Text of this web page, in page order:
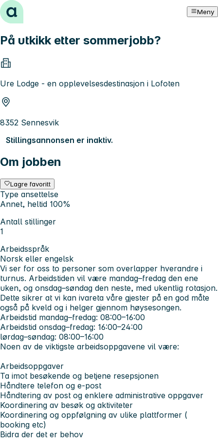
Hopp til innhold Meny
På utkikk etter sommerjobb?
Ure Lodge - en opplevelsesdestinasjon i Lofoten
8352 Sennesvik
Stillingsannonsen er inaktiv.
Om jobben
Lagre favoritt
Type ansettelse
Annet, heltid 100%
Antall stillinger
1
Arbeidsspråk
Norsk eller engelsk
Vi ser for oss to personer som overlapper hverandre i
turnus. Arbeidstiden vil være mandag–fredag den ene
uken, og onsdag–søndag den neste, med ukentlig rotasjon.
Dette sikrer at vi kan ivareta våre gjester på en god måte
også på kveld og i helger gjennom høysesongen.
Arbeidstid mandag–fredag: 08:00–16:00
Arbeidstid onsdag–fredag: 16:00–24:00
lørdag–søndag: 08:00–16:00
Noen av de viktigste arbeidsoppgavene vil være:
Arbeidsoppgaver
Ta imot besøkende og betjene resepsjonen
Håndtere telefon og e-post
Håndtering av post og enklere administrative oppgaver
Koordinering av besøk og aktiviteter
Koordinering og oppfølgning av ulike plattformer (
booking etc)
Bidra der det er behov